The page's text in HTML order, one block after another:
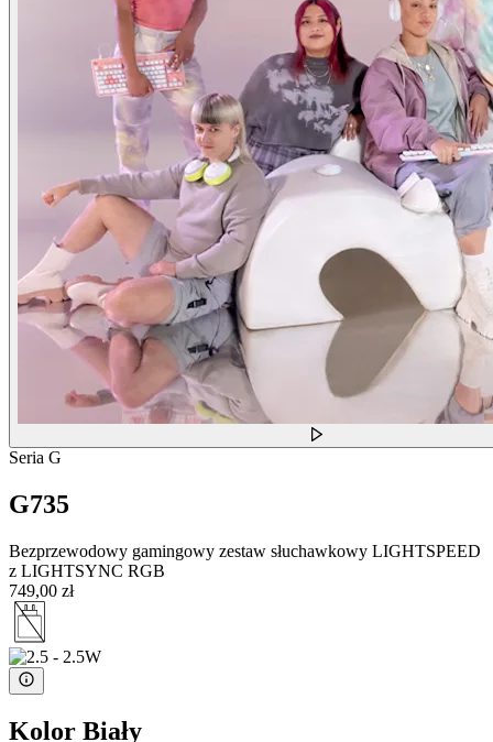
Seria G
G735
Bezprzewodowy gamingowy zestaw słuchawkowy LIGHTSPEED
z LIGHTSYNC RGB
749,00 zł
Kolor Biały